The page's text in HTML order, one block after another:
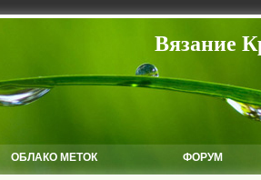
Вязание
ОБЛАКО МЕТОК ФОРУМ